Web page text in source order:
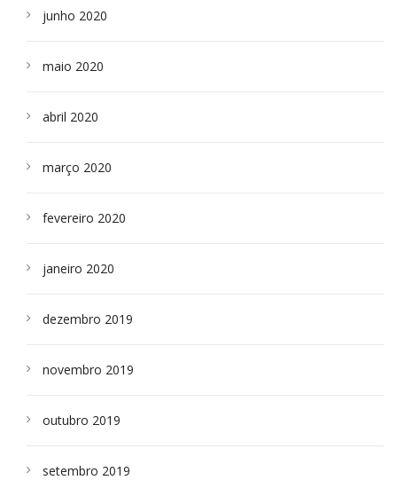
junho 2020
maio 2020
abril 2020
março 2020
fevereiro 2020
janeiro 2020
dezembro 2019
novembro 2019
outubro 2019
setembro 2019